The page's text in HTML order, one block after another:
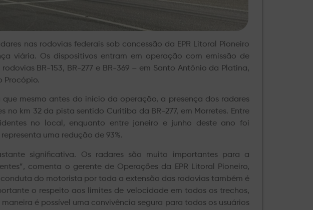
nas rodovias federais sob concessão da EPR Litoral Pioneiro
viária. Os dispositivos entram em operação com emissão de
BR-153, BR-277 e BR-369 – em Santo Antônio da Platina,
Procópio.
mesmo antes do início da operação, a presença dos radares
km 32 da pista sentido Curitiba da BR-277, em Morretes. Entre
no local, enquanto entre janeiro e junho deste ano foi
uma redução de 93%.
significativa. Os radares são muito importantes para a
comenta o gerente de Operações da EPR Litoral Pioneiro,
do motorista por toda a extensão das rodovias também é
o respeito aos limites de velocidade em todos os trechos,
é possível uma convivência segura para todos os usuários